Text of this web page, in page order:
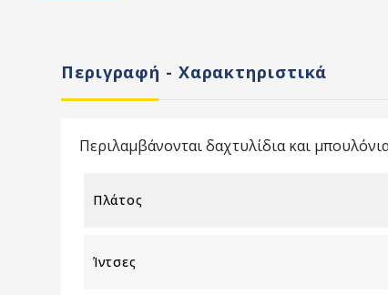
Περιγραφή - Χαρακτηριστικά
Περιλαμβάνονται δαχτυλίδια και
Πλάτος
Ίντσες